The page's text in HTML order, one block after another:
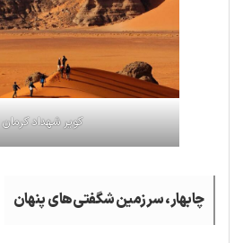
کویر شهداد کرمان
چابهار، سرزمین شگفتی‌های پنهان